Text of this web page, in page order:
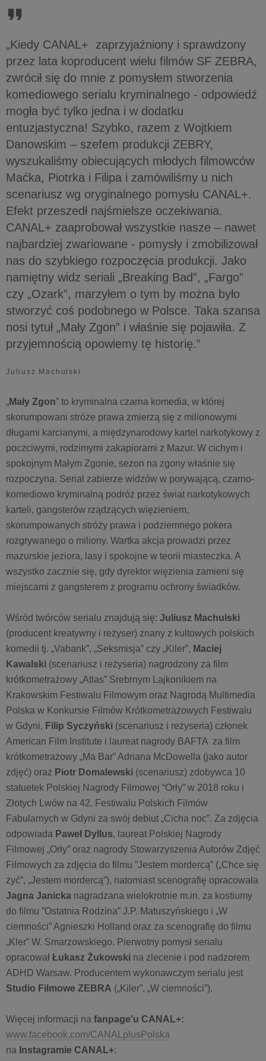
„Kiedy CANAL+ zaprzyjaźniony i sprawdzony
przez lata koproducent wielu filmów SF ZEBRA,
zwrócił się do mnie z pomysłem stworzenia
komediowego serialu kryminalnego - odpowiedź
mogła być tylko jedna i w dodatku
entuzjastyczna! Szybko, razem z Wojtkiem
Danowskim – szefem produkcji ZEBRY,
wyszukaliśmy obiecujących młodych filmowców
Maćka, Piotrka i Filipa i zamówiliśmy u nich
scenariusz wg oryginalnego pomysłu CANAL+.
Efekt przeszedł najśmielsze oczekiwania.
CANAL+ zaaprobował wszystkie nasze – nawet
najbardziej zwariowane - pomysły i zmobilizował
nas do szybkiego rozpoczęcia produkcji. Jako
namiętny widz seriali „Breaking Bad”, „Fargo”
czy „Ozark”, marzyłem o tym by można było
stworzyć coś podobnego w Polsce. Taka szansa
nosi tytuł „Mały Zgon” i właśnie się pojawiła. Z
przyjemnością opowiemy tę historię.”
Juliusz Machulski
„Mały Zgon” to kryminalna czarna komedia, w której
skorumpowani stróże prawa zmierzą się z milionowymi
długami karcianymi, a międzynarodowy kartel narkotykowy z
poczciwymi, rodzimymi zakapiorami z Mazur. W cichym i
spokojnym Małym Zgonie, sezon na zgony właśnie się
rozpoczyna. Serial zabierze widzów w porywającą, czarno-
komediowo kryminalną podróż przez świat narkotykowych
karteli, gangsterów rządzących więzieniem,
skorumpowanych stróży prawa i podziemnego pokera
rozgrywanego o miliony. Wartka akcja prowadzi przez
mazurskie jeziora, lasy i spokojne w teorii miasteczka. A
wszystko zacznie się, gdy dyrektor więzienia zamieni się
miejscami z gangsterem z programu ochrony świadków.
Wśród twórców serialu znajdują się: Juliusz Machulski
(producent kreatywny i reżyser) znany z kultowych polskich
komedii tj. „Vabank”, „Seksmisja” czy „Kiler”, Maciej
Kawalski (scenariusz i reżyseria) nagrodzony za film
krótkometrażowy „Atlas” Srebrnym Lajkonikiem na
Krakowskim Festiwalu Filmowym oraz Nagrodą Multimedia
Polska w Konkursie Filmów Krótkometrażowych Festiwalu
w Gdyni, Filip Syczyński (scenariusz i reżyseria) członek
American Film Institute i laureat nagrody BAFTA za film
krótkometrażowy „Ma Bar” Adriana McDowella (jako autor
zdjęć) oraz Piotr Domalewski (scenariusz) zdobywca 10
statuetek Polskiej Nagrody Filmowej “Orły” w 2018 roku i
Złotych Lwów na 42. Festiwalu Polskich Filmów
Fabularnych w Gdyni za swój debiut „Cicha noc”. Za zdjęcia
odpowiada Paweł Dyllus, laureat Polskiej Nagrody
Filmowej „Orły” oraz nagrody Stowarzyszenia Autorów Zdjęć
Filmowych za zdjęcia do filmu ”Jestem mordercą” („Chce się
żyć”, „Jestem mordercą”), natomiast scenografię opracowała
Jagna Janicka nagradzana wielokrotnie m.in. za kostiumy
do filmu ”Ostatnia Rodzina” J.P. Matuszyńskiego i „W
ciemności” Agnieszki Holland oraz za scenografię do filmu
„Kler” W. Smarzowskiego. Pierwotny pomysł serialu
opracował Łukasz Żukowski na zlecenie i pod nadzorem
ADHD Warsaw. Producentem wykonawczym serialu jest
Studio Filmowe ZEBRA („Kiler”, „W ciemności”).
Więcej informacji na fanpage'u CANAL+:
www.facebook.com/CANALplusPolska
na Instagramie CANAL+: